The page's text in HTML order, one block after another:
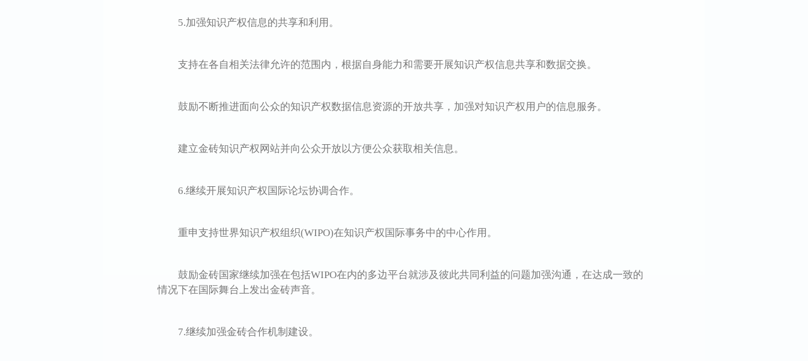
5.加强知识产权信息的共享和利用。
支持在各自相关法律允许的范围内，根据自身能力和需要开展知识产权信息共享和数据交换。
鼓励不断推进面向公众的知识产权数据信息资源的开放共享，加强对知识产权用户的信息服务。
建立金砖知识产权网站并向公众开放以方便公众获取相关信息。
6.继续开展知识产权国际论坛协调合作。
重申支持世界知识产权组织(WIPO)在知识产权国际事务中的中心作用。
鼓励金砖国家继续加强在包括WIPO在内的多边平台就涉及彼此共同利益的问题加强沟通，在达成一致的
情况下在国际舞台上发出金砖声音。
7.继续加强金砖合作机制建设。